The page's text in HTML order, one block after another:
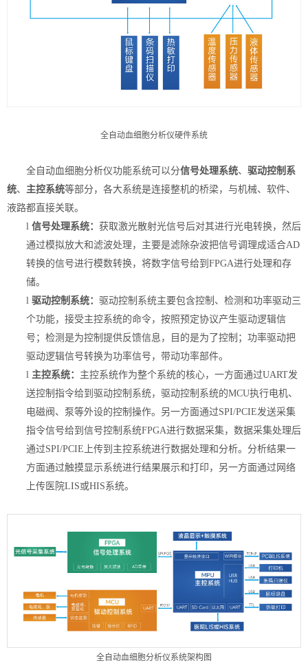
全自动血细胞分析仪硬件系统
全自动血细胞分析仪功能系统可以分信号处理系统、 驱动控制系
统、 主控系统等部分，各大系统是连接整机的桥梁，与机械、软件、
液路都直接关联。
l 信号处理系统： 获取激光散射光信号后对其进行光电转换，然后
通过模拟放大和滤波处理，主要是滤除杂波把信号调理成适合AD
转换的信号进行模数转换，将数字信号给到 FPGA进行处理和存
储。
l 驱动控制系统： 驱动控制系统主要包含控制、检测和功率驱动三
个功能，接受主控系统的命令，按照预定协议产生驱动逻辑信
号；检测是为控制提供反馈信息，目的是为了控制；功率驱动把
驱动逻辑信号转换为功率信号，带动功率部件。
l 主控系统： 主控系统作为整个系统的核心，一方面通过UART发
送控制指令给到驱动控制系统，驱动控制系统的MCU执行电机、
电磁阀、泵等外设的控制操作。另一方面通过SPI/PCIE发送采集
指令信号给到信号控制系统FPGA进行数据采集，数据采集处理后
通过SPI/PCIE 上传到主控系统进行数据处理和分析。分析结果一
方面通过触摸显示系统进行结果展示和打印，另一方面通过网络
上传医院LIS或HIS系统。
全自动血细胞分析仪系统架构图